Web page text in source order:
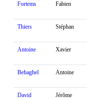
Fortems Fabien
Thiers Stéphan
Antoine Xavier
Behaghel Antoine
David Jérôme